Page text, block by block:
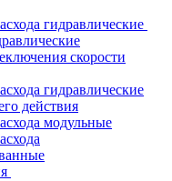
гидравлические
скорости
гидравлические
действия
модульные